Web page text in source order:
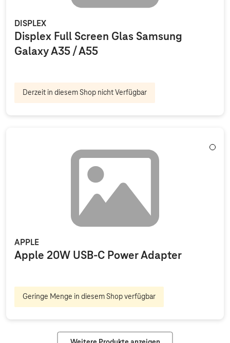
DISPLEX
Displex Full Screen Glas Samsung
Galaxy A35 / A55
Derzeit in diesem Shop nicht Verfügbar
Weiß
APPLE
Apple 20W USB-C Power Adapter
Geringe Menge in diesem Shop verfügbar